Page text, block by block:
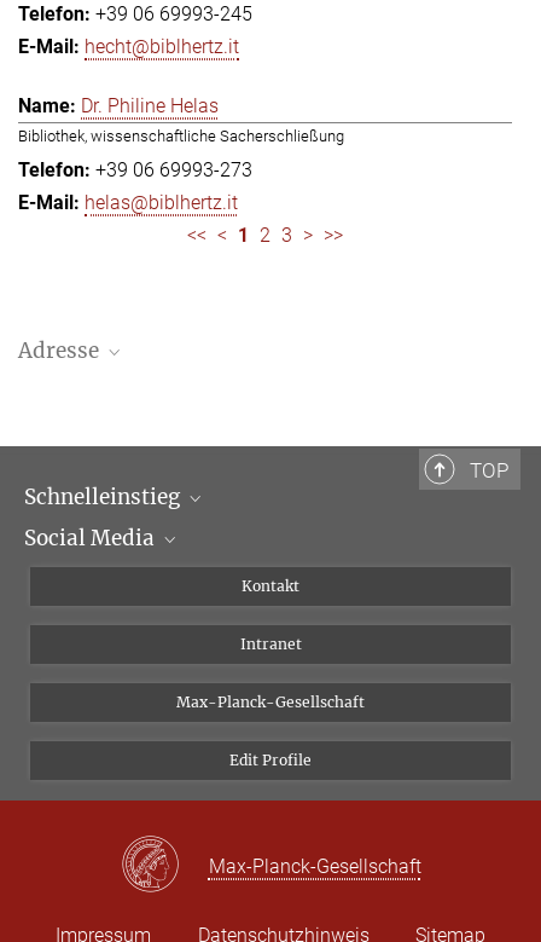
+39 06 69993-245
hecht@biblhertz.it
Dr. Philine Helas
Bibliothek, wissenschaftliche Sacherschließung
+39 06 69993-273
helas@biblhertz.it
<< < 1 2 3 > >>
Adresse
Tel.: + 39 0669 993 201
TOP
Schnelleinstieg
Wissenschaftliche Abteilungen
Social Media
Instagram
Bluesky
Vimeo
Newsletter
Kontakt
Intranet
Max-Planck-Gesellschaft
Edit Profile
Max-Planck-Gesellschaft
Impressum Datenschutzhinweis Sitemap